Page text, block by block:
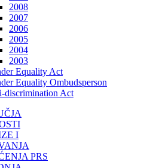
2008
2007
2006
2005
2004
2003
Equality Act
Equality Ombudsperson
discrimination Act